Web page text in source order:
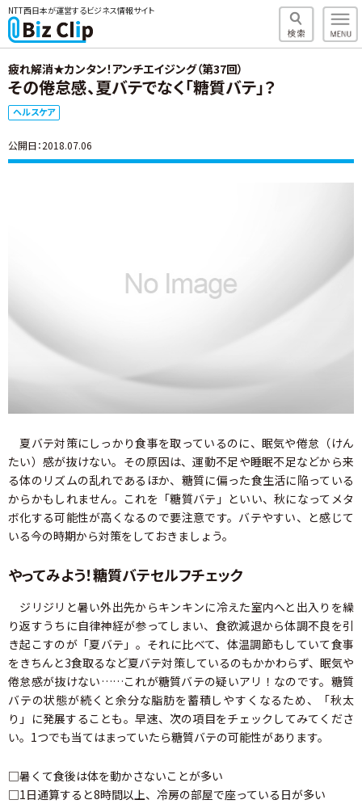
NTT西日本が運営するビジネス情報サイト
疲れ解消★カンタン！アンチエイジング（第37回）
その倦怠感、夏バテでなく「糖質バテ」？
ヘルスケア
公開日：2018.07.06
夏バテ対策にしっかり食事を取っているのに、眠気や倦怠（けん
たい）感が抜けない。その原因は、運動不足や睡眠不足などから来
る体のリズムの乱れであるほか、糖質に偏った食生活に陥っている
からかもしれません。これを「糖質バテ」といい、秋になってメタ
ボ化する可能性が高くなるので要注意です。バテやすい、と感じて
いる今の時期から対策をしておきましょう。
やってみよう！糖質バテセルフチェック
ジリジリと暑い外出先からキンキンに冷えた室内へと出入りを繰
り返すうちに自律神経が参ってしまい、食欲減退から体調不良を引
き起こすのが「夏バテ」。それに比べて、体温調節もしていて食事
をきちんと3食取るなど夏バテ対策しているのもかかわらず、眠気や
倦怠感が抜けない……これが糖質バテの疑いアリ！なのです。糖質
バテの状態が続くと余分な脂肪を蓄積しやすくなるため、「秋太
り」に発展することも。早速、次の項目をチェックしてみてくださ
い。1つでも当てはまっていたら糖質バテの可能性があります。
□暑くて食後は体を動かさないことが多い
□1日通算すると8時間以上、冷房の部屋で座っている日が多い